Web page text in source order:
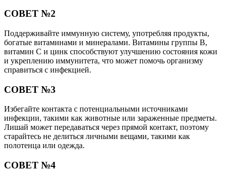
СОВЕТ №2
Поддерживайте иммунную систему, употребляя продукты,
богатые витаминами и минералами. Витамины группы B,
витамин C и цинк способствуют улучшению состояния кожи
и укреплению иммунитета, что может помочь организму
справиться с инфекцией.
СОВЕТ №3
Избегайте контакта с потенциальными источниками
инфекции, такими как животные или зараженные предметы.
Лишай может передаваться через прямой контакт, поэтому
старайтесь не делиться личными вещами, такими как
полотенца или одежда.
СОВЕТ №4